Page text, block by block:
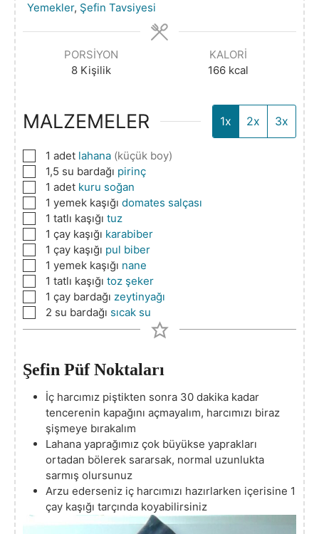
Yemekler, Şefin Tavsiyesi
PORSIYON
8 Kişilik
KALORI
166 kcal
MALZEMELER 1x 2x 3x
▢1 adet lahana (küçük boy)
▢1,5 su bardağı pirinç
▢1 adet kuru soğan
▢1 yemek kaşığı domates salçası
▢1 tatlı kaşığı tuz
▢1 çay kaşığı karabiber
▢1 çay kaşığı pul biber
▢1 yemek kaşığı nane
▢1 tatlı kaşığı toz şeker
▢1 çay bardağı zeytinyağı
▢
2 su bardağı sıcak su
Şefin Püf Noktaları
İç harcımız piştikten sonra 30 dakika kadar
tencerenin kapağını açmayalım, harcımızı biraz
şişmeye bırakalım
Lahana yaprağımız çok büyükse yaprakları
ortadan bölerek sararsak, normal uzunlukta
sarmış olursunuz
Arzu ederseniz iç harcımızı hazırlarken içerisine 1
çay kaşığı tarçında koyabilirsiniz